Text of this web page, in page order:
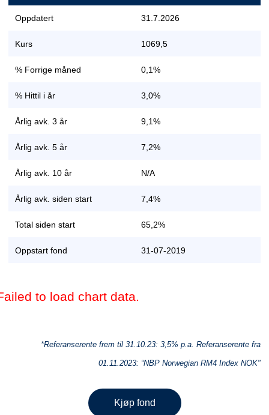
Oppdatert 31.7.2026
Kurs 1069,5
% Forrige måned 0,1%
% Hittil i år 3,0%
Årlig avk. 3 år 9,1%
Årlig avk. 5 år 7,2%
Årlig avk. 10 år N/A
Årlig avk. siden start 7,4%
Total siden start 65,2%
Oppstart fond 31-07-2019
to load chart data.
*Referanserente frem til 31.10.23: 3,5% p.a. Referanserente fra
01.11.2023: “NBP Norwegian RM4 Index NOK"
Kjøp fond